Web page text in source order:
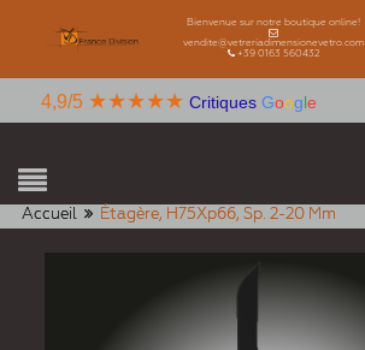
Bienvenue sur notre boutique online!
vendite@vetreriadimensionevetro.com
+39 0163 560432
4,9/5 ★★★★★ Critiques Google
Accueil Étagère, H75Xp66, Sp. 2-20 Mm